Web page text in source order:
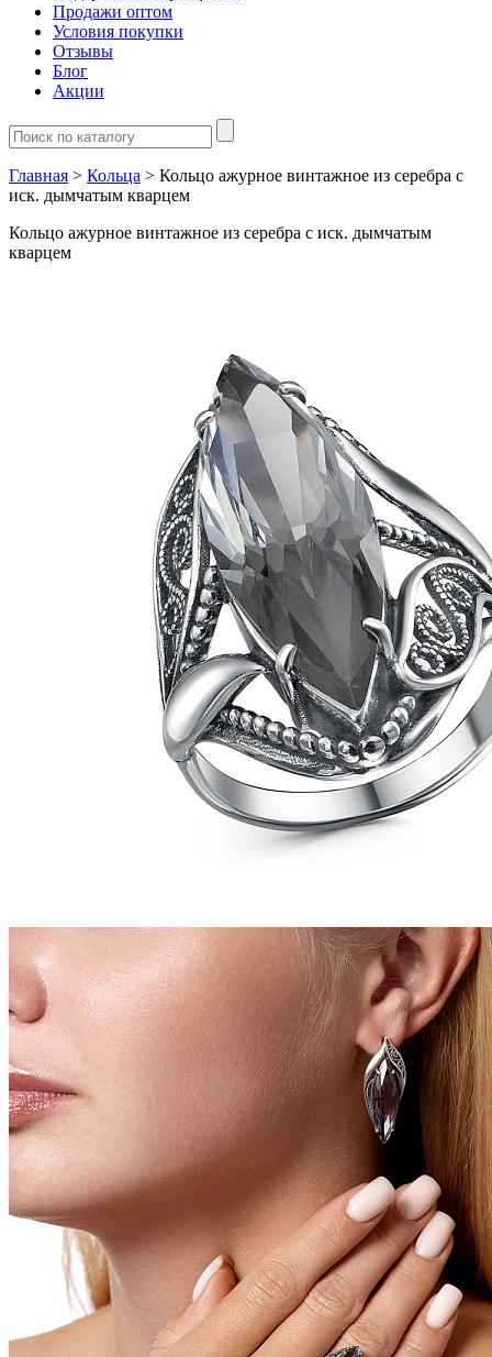
Продажи оптом
Условия покупки
Отзывы
Блог
Акции
Главная > Кольца > Кольцо ажурное винтажное из серебра с
иск. дымчатым кварцем
Кольцо ажурное винтажное из серебра с иск. дымчатым
кварцем